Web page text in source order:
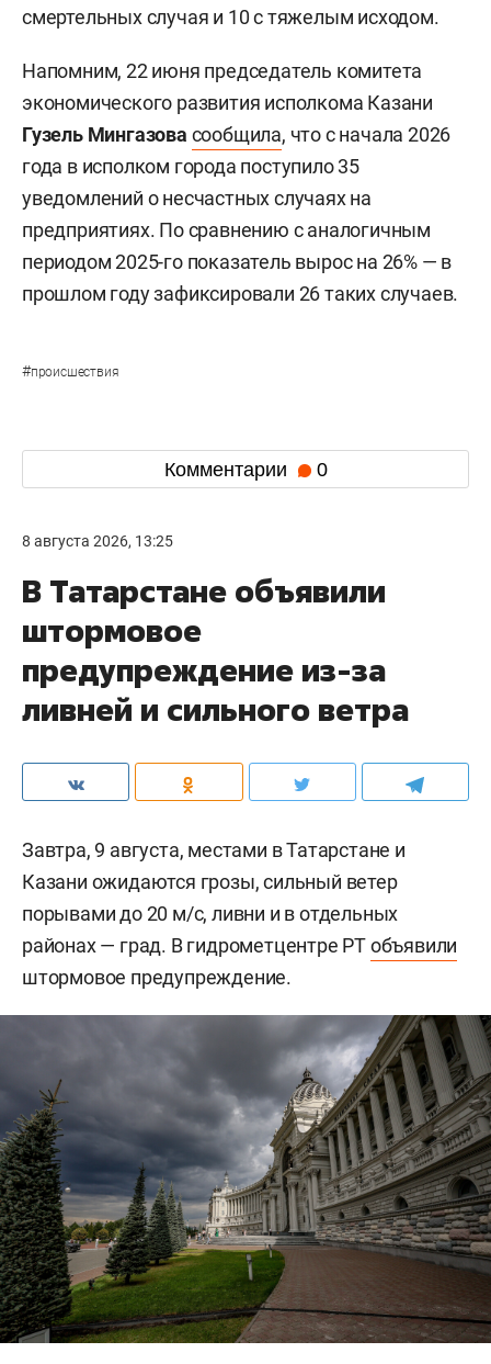
смертельных случая и 10 с тяжелым исходом.
Напомним, 22 июня председатель комитета
экономического развития исполкома Казани
Гузель Мингазова сообщила, что с начала 2026
года в исполком города поступило 35
уведомлений о несчастных случаях на
предприятиях. По сравнению с аналогичным
периодом 2025-го показатель вырос на 26% — в
прошлом году зафиксировали 26 таких случаев.
#происшествия
Комментарии 0
8 августа 2026, 13:25
В Татарстане объявили
штормовое
предупреждение из-за
ливней и сильного ветра
Завтра, 9 августа, местами в Татарстане и
Казани ожидаются грозы, сильный ветер
порывами до 20 м/c, ливни и в отдельных
районах — град. В гидрометцентре РТобъявили
штормовое предупреждение.